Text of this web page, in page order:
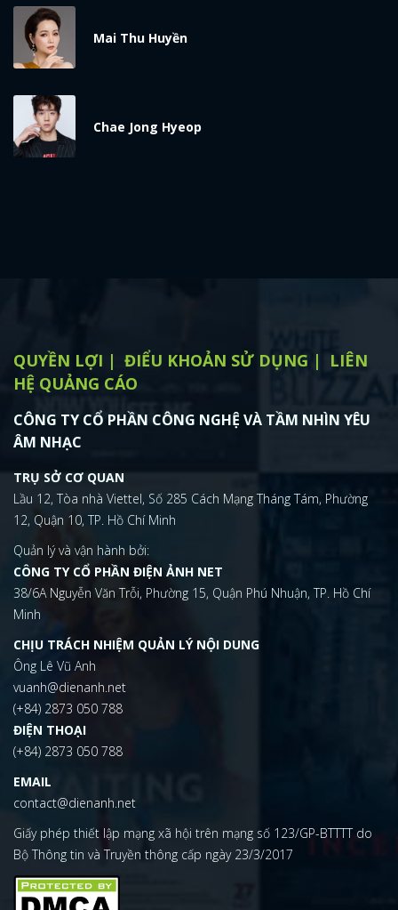
Mai Thu Huyền
Chae Jong Hyeop
QUYỀN LỢI ĐIỂU KHOẢN SỬ DỤNG
LIÊN
HỆ QUẢNG CÁO
CÔNG TY CỔ PHẦN CÔNG NGHỆ VÀ TẦM NHÌN YÊU
ÂM NHẠC
TRỤ SỞ CƠ QUAN
Lầu 12, Tòa nhà Viettel, Số 285 Cách Mạng Tháng Tám, Phường
12, Quận 10, TP. Hồ Chí Minh
Quản lý và vận hành bởi:
CÔNG TY CỔ PHẦN ĐIỆN ẢNH NET
38/6A Nguyễn Văn Trỗi, Phường 15, Quận Phú Nhuận, TP. Hồ Chí
Minh
CHỊU TRÁCH NHIỆM QUẢN LÝ NỘI DUNG
Ông Lê Vũ Anh
vuanh@dienanh.net
(+84) 2873 050 788
ĐIỆN THOẠI
(+84) 2873 050 788
EMAIL
contact@dienanh.net
Giấy phép thiết lập mạng xã hội trên mạng số 123/GP-BTTTT do
Bộ Thông tin và Truyền thông cấp ngày 23/3/2017